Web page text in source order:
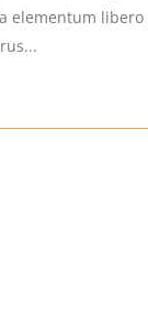
elementum